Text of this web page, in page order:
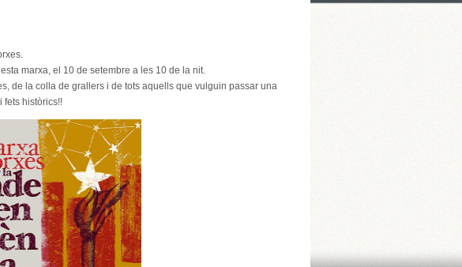
marxa, el 10 de setembre a les 10 de la nit.
de la colla de grallers i de tots aquells que vulguin passar una
fets històrics!!